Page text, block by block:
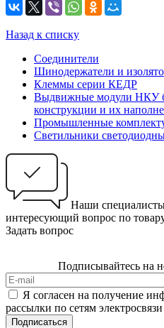
Назад к списку
Соединители
Шинодержатели и
Клеммы серии КЕДР
Выдвижные модули НКУ
конструкции и их
Промышленные
Светильники
Наши
интересующий вопрос по
Задать вопрос
Подписывайтесь на
Я согласен на получение
рассылки по сетям